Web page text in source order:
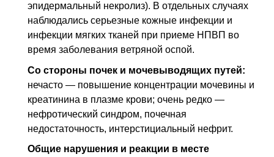
эпидермальный некролиз). В отдельных случаях
наблюдались серьезные кожные инфекции и
инфекции мягких тканей при приеме НПВП во
время заболевания ветряной оспой.
Со стороны почек и мочевыводящих путей:
нечасто — повышение концентрации мочевины и
креатинина в плазме крови; очень редко —
нефротический синдром, почечная
недостаточность, интерстициальный нефрит.
Общие нарушения и реакции в месте